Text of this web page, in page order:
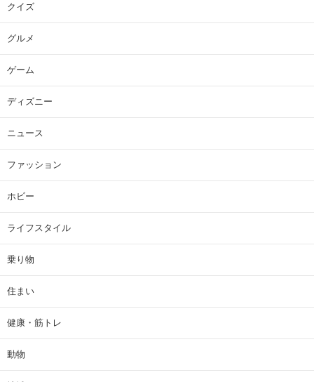
クイズ
グルメ
ゲーム
ディズニー
ニュース
ファッション
ホビー
ライフスタイル
乗り物
住まい
健康・筋トレ
動物